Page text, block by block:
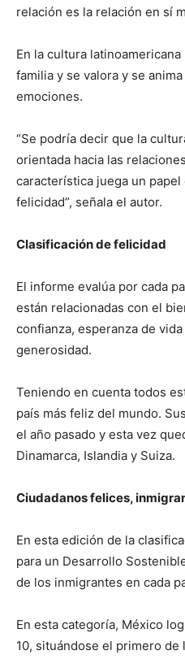
relación es la relación en sí
En la cultura
familia y se valora y se
emociones.
“Se podría decir que la
orientada hacia las
característica juega un
felicidad”, señala el autor.
Clasificación de felicidad
El informe evalúa por cada
están relacionadas con el
confianza, esperanza de
generosidad.
Teniendo en cuenta todos
país más feliz del mundo.
el año pasado y esta vez
Dinamarca, Islandia y Suiza.
Ciudadanos felices,
En esta edición de la
para un Desarrollo
de los inmigrantes en cada
En esta categoría, México
10, situándose el primero